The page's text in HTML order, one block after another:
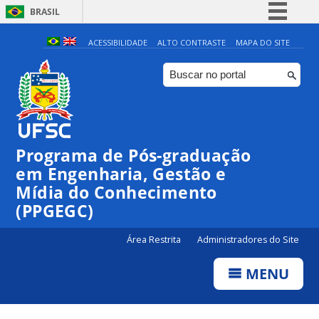
BRASIL
Simplifique!
Comunica BR
Participe
Canais
ACESSIBILIDADE ALTO CONTRASTE MAPA DO SITE
Programa de Pós-graduação
em Engenharia, Gestão e
Mídia do Conhecimento
(PPGEGC)
Área Restrita Administradores do Site
MENU